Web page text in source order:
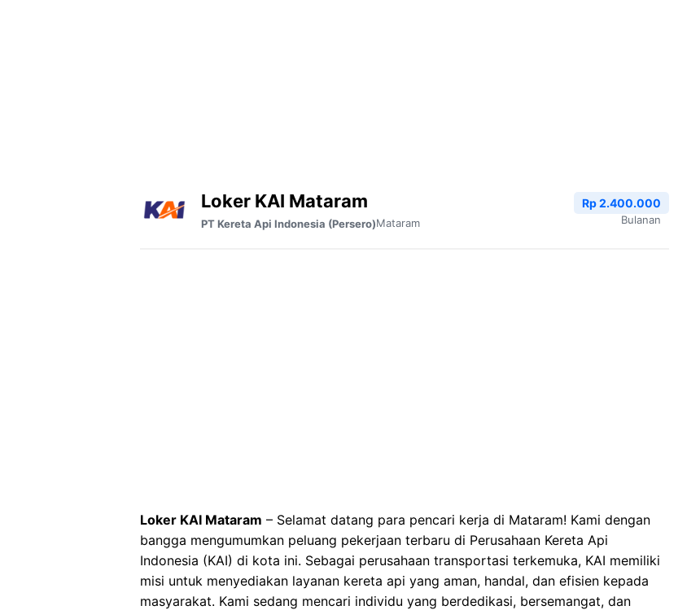
Loker KAI Mataram
PT Kereta Api Indonesia (Persero)Mataram
Rp 2.400.000
Bulanan
Loker KAI Mataram – Selamat datang para pencari kerja di Mataram! Kami dengan
bangga mengumumkan peluang pekerjaan terbaru di Perusahaan Kereta Api
Indonesia (KAI) di kota ini. Sebagai perusahaan transportasi terkemuka, KAI memiliki
misi untuk menyediakan layanan kereta api yang aman, handal, dan efisien kepada
masyarakat. Kami sedang mencari individu yang berdedikasi, bersemangat, dan